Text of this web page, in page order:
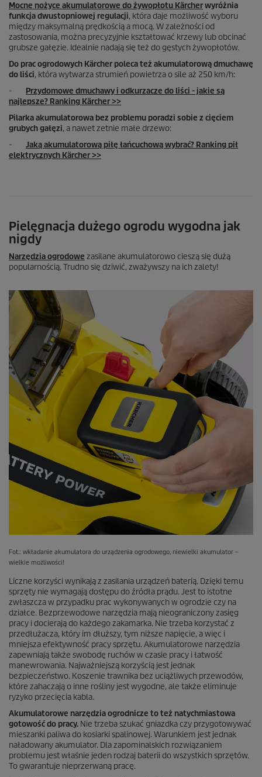
Mocne nożyce akumulatorowe do żywopłotu Kärcherwyróżnia
funkcja dwustopniowej regulacji, która daje możliwość wyboru
między maksymalną prędkością a mocą. W zależności od
zastosowania, można precyzyjnie kształtować krzewy lub obcinać
grubsze gałęzie. Idealnie nadają się też do gęstych żywopłotów.
Do prac ogrodowych Kärcher poleca też akumulatorową dmuchawę
do liści, która wytwarza strumień powietrza o sile aż 250 km/h:
- Przydomowe dmuchawy i odkurzacze do liści - jakie są
najlepsze? Ranking Kärcher >>
Pilarka akumulatorowa bez problemu poradzi sobie z cięciem
grubych gałęzi, a nawet zetnie małe drzewo:
- Jaką akumulatorową piłę łańcuchową wybrać? Ranking pił
elektrycznych Kärcher >>
Pielęgnacja dużego ogrodu wygodna jak
nigdy
Narzędzia ogrodowe zasilane akumulatorowo cieszą się dużą
popularnością. Trudno się dziwić, zważywszy na ich zalety!
Fot.: wkładanie akumulatora do urządzenia ogrodowego, niewielki akumulator –
wielkie możliwości!
Liczne korzyści wynikają z zasilania urządzeń baterią. Dzięki temu
sprzęty nie wymagają dostępu do źródła prądu. Jest to istotne
zwłaszcza w przypadku prac wykonywanych w ogrodzie czy na
działce. Bezprzewodowe narzędzia mają nieograniczony zasięg
pracy i docierają do każdego zakamarka. Nie trzeba korzystać z
przedłużacza, który im dłuższy, tym niższe napięcie, a więc i
mniejsza efektywność pracy sprzętu. Akumulatorowe narzędzia
zapewniają także swobodę ruchów w czasie pracy i łatwość
manewrowania. Najważniejszą korzyścią jest jednak
bezpieczeństwo. Koszenie trawnika bez uciążliwych przewodów,
które zahaczają o inne rośliny jest wygodne, ale także eliminuje
ryzyko przecięcia kabla.
Akumulatorowe narzędzia ogrodnicze to też natychmiastowa
gotowość do pracy. Nie trzeba szukać gniazdka czy przygotowywać
mieszanki paliwa do kosiarki spalinowej. Warunkiem jest jednak
naładowany akumulator. Dla zapominalskich rozwiązaniem
problemu jest właśnie jeden rodzaj baterii do wszystkich sprzętów.
To gwarantuje nieprzerwaną pracę.